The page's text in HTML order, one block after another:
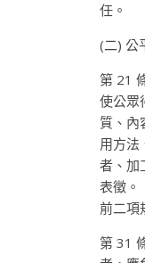
任。
(二) 公
第 21
使公眾
質、內
用方法
者、加
表徵。
前二項
第 31